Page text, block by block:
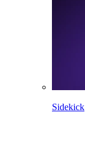
Sidekick